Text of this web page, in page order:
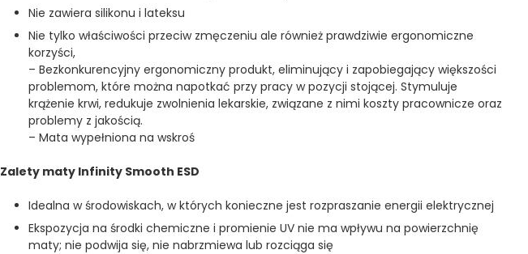
Nie zawiera silikonu i lateksu
Nie tylko właściwości przeciw zmęczeniu ale również prawdziwie ergonomiczne
korzyści,
– Bezkonkurencyjny ergonomiczny produkt, eliminujący i zapobiegający większości
problemom, które można napotkać przy pracy w pozycji stojącej. Stymuluje
krążenie krwi, redukuje zwolnienia lekarskie, związane z nimi koszty pracownicze oraz
problemy z jakością.
– Mata wypełniona na wskroś
Zalety maty Infinity Smooth ESD
Idealna w środowiskach, w których konieczne jest rozpraszanie energii elektrycznej
Ekspozycja na środki chemiczne i promienie UV nie ma wpływu na powierzchnię
maty; nie podwija się, nie nabrzmiewa lub rozciąga się